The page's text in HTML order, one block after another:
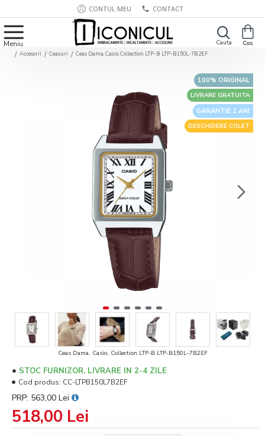
CONTUL MEU CONTACT
Accesorii Ceasuri Ceas Dama, Casio, Collection LTP-B LTP-B150L-7B2EF
GARANTIE 2 ANI
100% ORIGINAL
LIVRARE GRATUITA
DESCHIDERE COLET
Ceas Dama, Casio, Collection LTP-B LTP-B150L-7B2EF
518,00 Lei
PRP: 563,00 Lei
STOC FURNIZOR. LIVRARE IN 2-4 ZILE
Cod produs: CC-LTPB150L7B2EF